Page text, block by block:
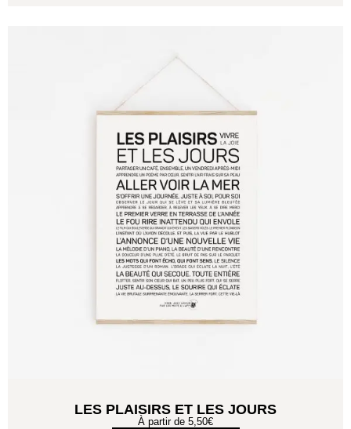
LES PLAISIRS ET LES JOURS
À partir de 5,50€